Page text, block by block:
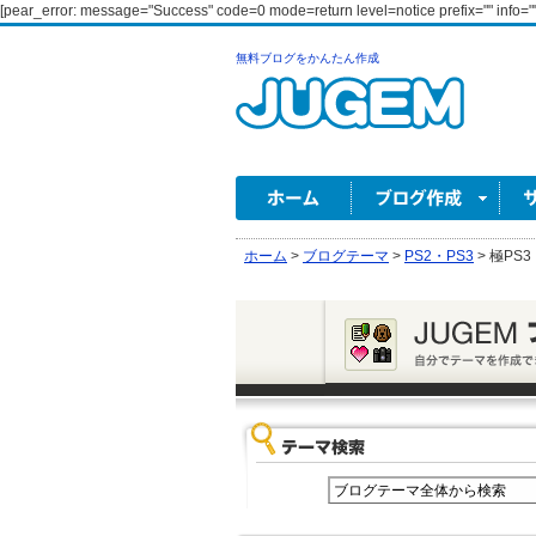
[pear_error: message="Success" code=0 mode=return level=notice prefix=""
無料ブログをかんたん作成
ホーム > ブログテーマ > PS2・PS3 > 極PS3